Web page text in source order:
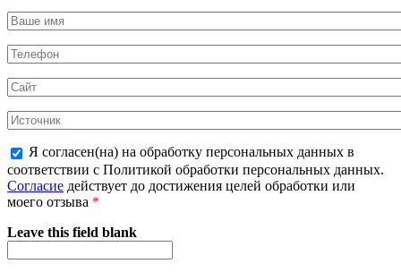
Я согласен(на) на обработку персональных данных в
соответствии с Политикой обработки персональных данных.
Согласие действует до достижения целей обработки или
моего отзыва *
Leave this field blank